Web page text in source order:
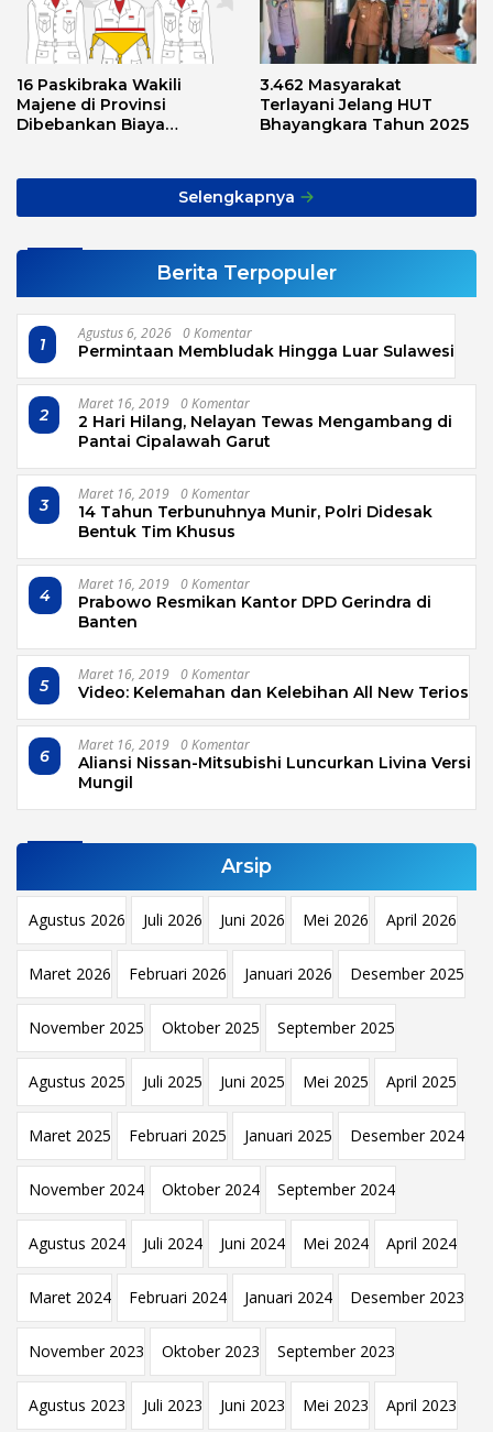
16 Paskibraka Wakili
Majene di Provinsi
Dibebankan Biaya
3.462 Masyarakat
Terlayani Jelang HUT
Bhayangkara Tahun 2025
Selengkapnya
Berita Terpopuler
1
Agustus 6, 2026 0 Komentar
Permintaan Membludak Hingga Luar Sulawesi
2
Maret 16, 2019 0 Komentar
2 Hari Hilang, Nelayan Tewas Mengambang di
Pantai Cipalawah Garut
3
Maret 16, 2019 0 Komentar
14 Tahun Terbunuhnya Munir, Polri Didesak
Bentuk Tim Khusus
4
Maret 16, 2019 0 Komentar
Prabowo Resmikan Kantor DPD Gerindra di
Banten
5
Maret 16, 2019 0 Komentar
Video: Kelemahan dan Kelebihan All New Terios
6
Maret 16, 2019 0 Komentar
Aliansi Nissan-Mitsubishi Luncurkan Livina Versi
Mungil
Arsip
Agustus 2026 Juli 2026 Juni 2026 Mei 2026 April 2026
Maret 2026 Februari 2026 Januari 2026 Desember 2025
November 2025 Oktober 2025 September 2025
Agustus 2025 Juli 2025 Juni 2025 Mei 2025 April 2025
Maret 2025 Februari 2025 Januari 2025 Desember 2024
November 2024 Oktober 2024 September 2024
Agustus 2024 Juli 2024 Juni 2024 Mei 2024 April 2024
Maret 2024 Februari 2024 Januari 2024 Desember 2023
November 2023 Oktober 2023 September 2023
Agustus 2023 Juli 2023 Juni 2023 Mei 2023 April 2023